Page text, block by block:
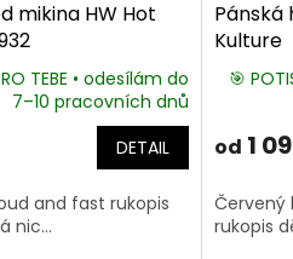
mikina HW Hot
TEBE • odesílám do
7–10 pracovních dnů
DETAIL
and fast rukopis
nic...
Pánská
Kulture
🎯
od 1
Červený
rukopis